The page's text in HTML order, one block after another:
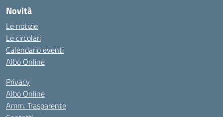
Novità
Le notizie
Le circolari
Calendario eventi
Albo Online
Privacy
Albo Online
Amm. Trasparente